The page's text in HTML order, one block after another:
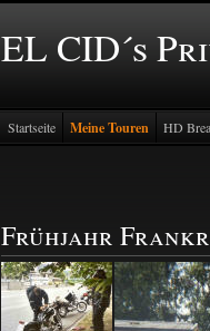
EL CID´s
Startseite Meine Touren HD
Frühjahr